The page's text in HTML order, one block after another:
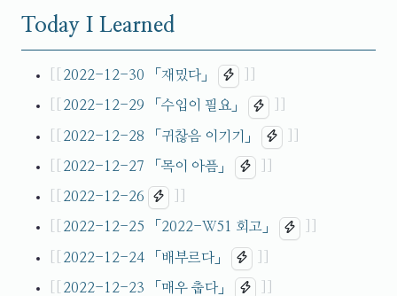
Today I Learned
2022-12-30 「재밌다」
2022-12-29 「수입이 필요」
2022-12-28 「귀찮음 이기기」
2022-12-27 「목이 아픔」
2022-12-26
2022-12-25 「2022-W51 회고」
2022-12-24 「배부르다」
2022-12-23 「매우 춥다」